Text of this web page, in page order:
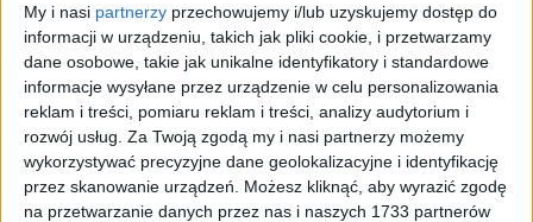
My i nasi partnerzy przechowujemy i/lub uzyskujemy dostęp do
informacji w urządzeniu, takich jak pliki cookie, i przetwarzamy
dane osobowe, takie jak unikalne identyfikatory i standardowe
informacje wysyłane przez urządzenie w celu personalizowania
reklam i treści, pomiaru reklam i treści, analizy audytorium i
rozwój usług. Za Twoją zgodą my i nasi partnerzy możemy
wykorzystywać precyzyjne dane geolokalizacyjne i identyfikację
przez skanowanie urządzeń. Możesz kliknąć, aby wyrazić zgodę
na przetwarzanie danych przez nas i naszych 1733 partnerów
Komunikacja
Zieleń
Inwestycje
Biznes
Sport
Małopolska
Kryminalne
Tag #koronawirus 15 września 2021